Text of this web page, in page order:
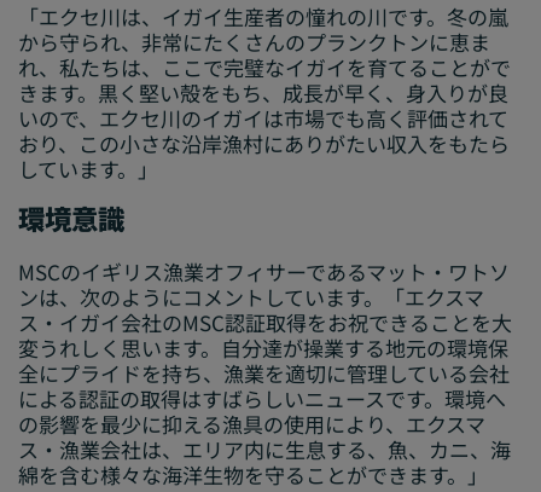
「エクセ川は、イガイ生産者の憧れの川です。冬の嵐
から守られ、非常にたくさんのプランクトンに恵ま
れ、私たちは、ここで完璧なイガイを育てることがで
きます。黒く堅い殻をもち、成長が早く、身入りが良
いので、エクセ川のイガイは市場でも高く評価されて
おり、この小さな沿岸漁村にありがたい収入をもたら
しています。」
環境意識
MSCのイギリス漁業オフィサーであるマット・ワトソ
ンは、次のようにコメントしています。「エクスマ
ス・イガイ会社のMSC認証取得をお祝できることを大
変うれしく思います。自分達が操業する地元の環境保
全にプライドを持ち、漁業を適切に管理している会社
による認証の取得はすばらしいニュースです。環境へ
の影響を最少に抑える漁具の使用により、エクスマ
ス・漁業会社は、エリア内に生息する、魚、カニ、海
綿を含む様々な海洋生物を守ることができます。」